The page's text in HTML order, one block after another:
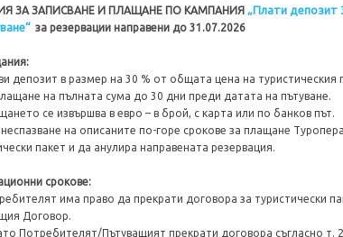
ЗА ЗАПИСВАНЕ И ПЛАЩАНЕ ПО КАМПАНИЯ „Плати депозит
за резервации направени до 31.07.2026
депозит в размер на 30 % от общата цена на туристическия
на пълната сума до 30 дни преди датата на пътуване.
се извършва в евро – в брой, с карта или по банков път.
на описаните по-горе срокове за плащане
пакет и да анулира направената резервация.
срокове:
има право да прекрати договора за туристически
Договор.
Потребителят/Пътуващият прекрати договора съгласно т.